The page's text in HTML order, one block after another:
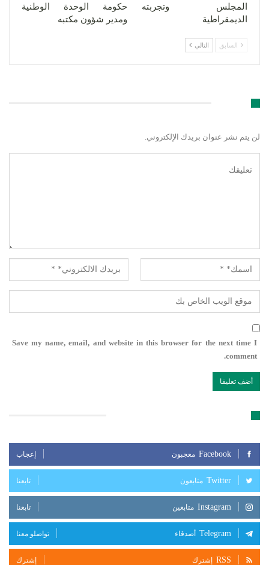
المجلس وتجربته
الديمقراطية
حكومة الوحدة الوطنية
ومدير شؤون مكتبه
السابق التالي
لن يتم نشر عنوان بريدك الإلكتروني.
Save my name, email, and website in this browser for the next time I
comment.
Facebook معجبون إعجاب
Twitter متابعون تابعنا
Instagram متابعين تابعنا
Telegram أصدقاء تواصلو معنا
RSS إشترك إشترك